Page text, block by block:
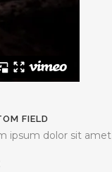
FIELD
ipsum dolor sit amet